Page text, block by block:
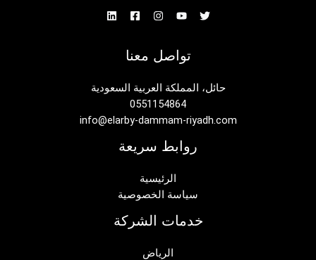
تواصل معنا
حائل، المملكة العربية السعودية
0551154864
info@elarby-dammam-riyadh.com
روابط سريعة
الرئيسية
سياسة الخصوصية
خدمات الشركة
الرياض